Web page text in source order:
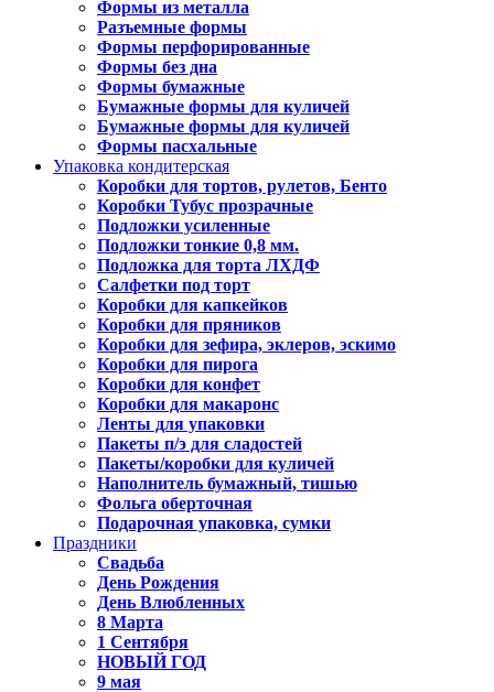
Формы из металла
Разъемные формы
Формы перфорированные
Формы без дна
Формы бумажные
Бумажные формы для куличей
Бумажные формы для куличей
Формы пасхальные
Упаковка кондитерская
Коробки для тортов, рулетов, Бенто
Коробки Тубус прозрачные
Подложки усиленные
Подложки тонкие 0,8 мм.
Подложка для торта ЛХДФ
Салфетки под торт
Коробки для капкейков
Коробки для пряников
Коробки для зефира, эклеров, эскимо
Коробки для пирога
Коробки для конфет
Коробки для макаронс
Ленты для упаковки
Пакеты п/э для сладостей
Пакеты/коробки для куличей
Наполнитель бумажный, тишью
Фольга оберточная
Подарочная упаковка, сумки
Праздники
Свадьба
День Рождения
День Влюбленных
8 Марта
1 Сентября
НОВЫЙ ГОД
9 мая